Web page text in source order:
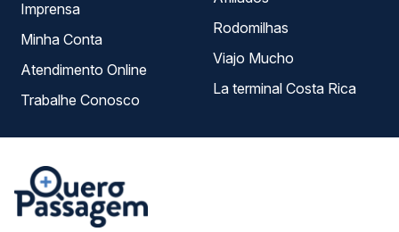
Imprensa
Minha Conta
Atendimento Online
Trabalhe Conosco
Rodomilhas
Viajo Mucho
La terminal Costa Rica